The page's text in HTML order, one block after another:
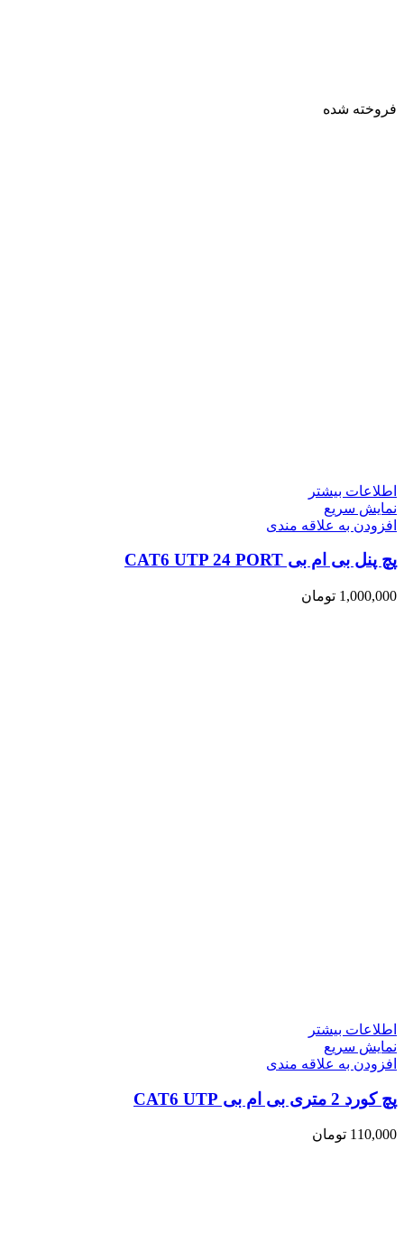
فروخته شده
اطلاعات بیشتر
نمایش سریع
افزودن به علاقه مندی
پچ پنل بی ام بی CAT6 UTP 24 PORT
1,000,000 تومان
اطلاعات بیشتر
نمایش سریع
افزودن به علاقه مندی
پچ کورد 2 متری بی ام بی CAT6 UTP
110,000 تومان